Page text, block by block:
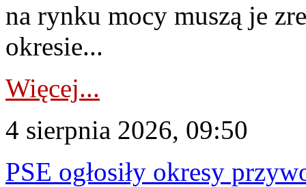
na rynku mocy muszą je
okresie...
Więcej...
4 sierpnia 2026, 09:50
PSE ogłosiły okresy